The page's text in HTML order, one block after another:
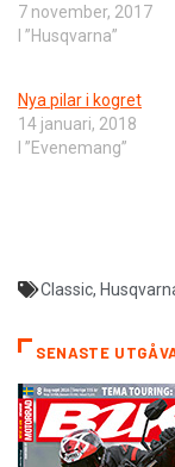
7 november, 2017
I ”Husqvarna”
Nya pilar i kogret
14 januari, 2018
I ”Evenemang”
Classic,
SENASTE